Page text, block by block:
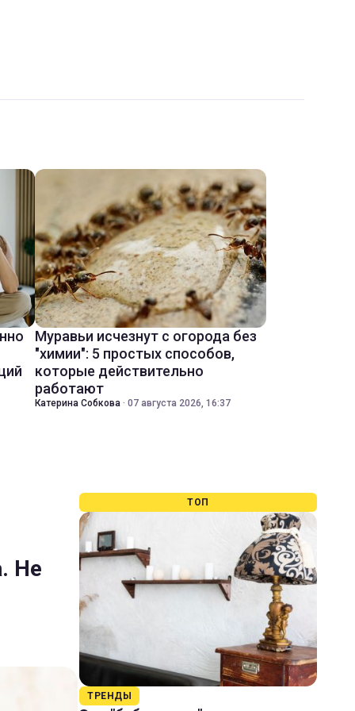
Муравьи исчезнут с огорода без
"химии": 5 простых способов,
которые действительно
работают
Катерина Собкова · 07 августа 2026, 16:37
Не
ТОП
ТРЕНДЫ